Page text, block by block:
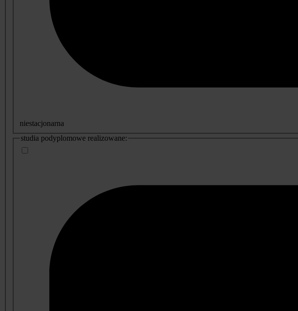
niestacjonarna
studia podyplomowe realizowane: